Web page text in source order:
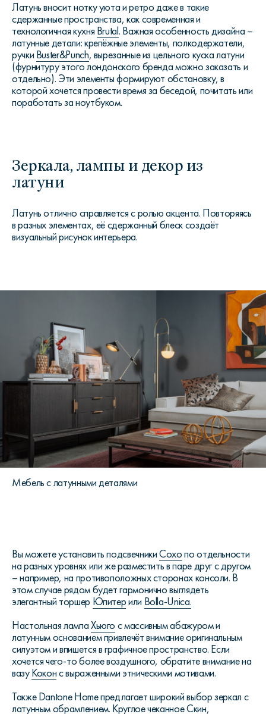
Латунь вносит нотку уюта и ретро даже в такие
сдержанные пространства, как современная и
технологичная кухня Brutal. Важная особенность дизайна –
латунные детали: крепёжные элементы, полкодержатели,
ручки Buster&Punch, вырезанные из цельного куска латуни
(фурнитуру этого лондонского бренда можно заказать и
отдельно). Эти элементы формируют обстановку, в
которой хочется провести время за беседой, почитать или
поработать за ноутбуком.
Зеркала, лампы и декор из
латуни
Латунь отлично справляется с ролью акцента. Повторяясь
в разных элементах, её сдержанный блеск создаёт
визуальный рисунок интерьера.
Мебель с латунными деталями
Вы можете установить подсвечникиСохопо отдельности
на разных уровнях или же разместить в паре друг с другом
– например, на противоположных сторонах консоли. В
этом случае рядом будет гармонично выглядеть
элегантный торшер Юпитерили Bolla-Unica.
Настольная лампаХьюго с массивным абажуром и
латунным основанием привлечёт внимание оригинальным
силуэтом и впишется в графичное пространство. Если
хочется чего-то более воздушного, обратите внимание на
вазуКоконс выраженными этническими мотивами.
Также Dantone Home предлагает широкий выбор зеркал с
латунным обрамлением. Круглое чеканноеСкин,